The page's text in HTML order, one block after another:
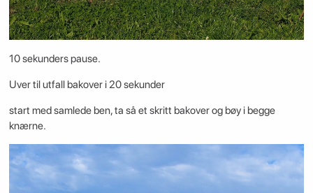
10 sekunders pause.
Uver til utfall bakover i 20 sekunder
start med samlede ben, ta så et skritt bakover og bøy i begge
knærne.